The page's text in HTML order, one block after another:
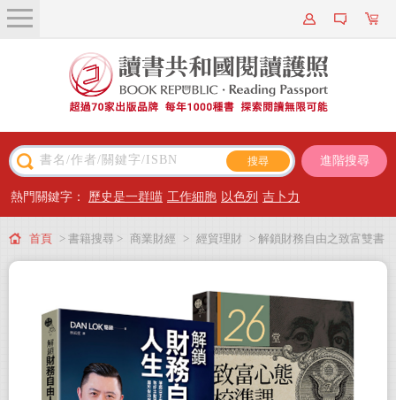
關於我們
近期新書
主題閱讀
出版專區
會員專屬
進階搜尋
熱門關鍵字： 歷史是一群喵 工作細胞 以色列 吉卜力
首頁 > 書籍搜尋 > 商業財經 > 經貿理財 > 解鎖財務自由之致富雙書